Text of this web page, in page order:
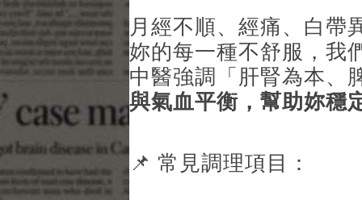
月經不順、經痛、白
妳的每一種不舒服，我
中醫強調「肝腎為本、
與氣血平衡，幫助妳穩
📌 常見調理項目：